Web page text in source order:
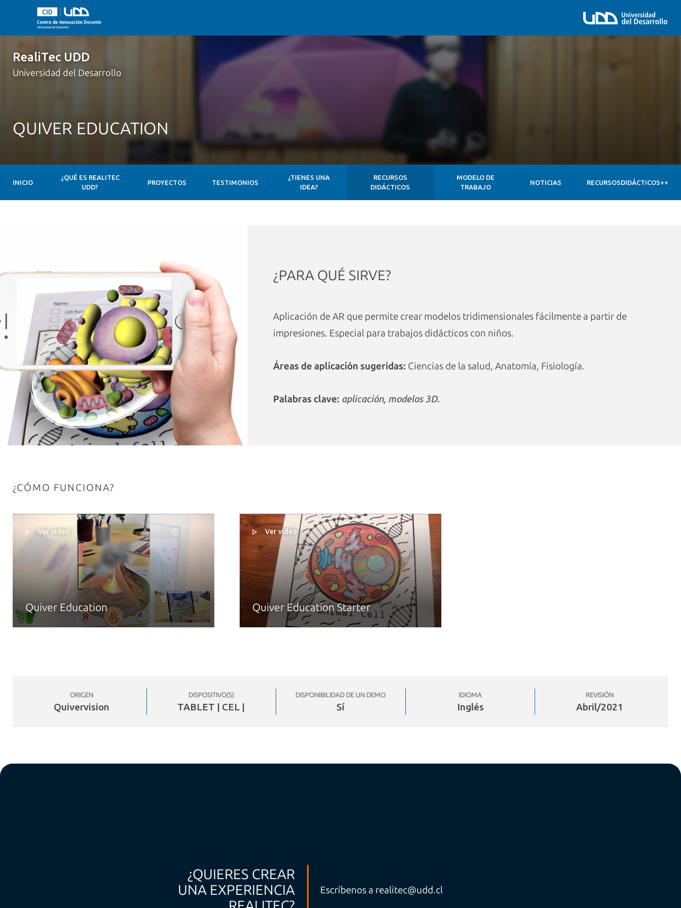
RealiTec UDD
Universidad del Desarrollo
QUIVER EDUCATION
INICIO
¿QUÉ ES REALITEC
UDD?
PROYECTOS TESTIMONIOS
¿TIENES UNA
IDEA?
RECURSOS
DIDÁCTICOS
MODELO DE
TRABAJO
NOTICIAS RECURSOSDIDÁCTICOS++
¿PARA QUÉ SIRVE?
Aplicación de AR que permite crear modelos tridimensionales fácilmente a partir de
impresiones. Especial para trabajos didácticos con niños.
Áreas de aplicación sugeridas: Ciencias de la salud, Anatomía, Fisiología.
Palabras clave: aplicación, modelos 3D.
¿CÓMO FUNCIONA?
Ver video
Quiver Education
Ver video
Quiver Education Starter
ORIGEN
Quivervision
DISPOSITIVO(S)
TABLET | CEL |
DISPONIBILIDAD DE UN DEMO
Sí
IDIOMA
Inglés
REVISIÓN
Abril/2021
¿QUIERES CREAR
UNA EXPERIENCIA
Escríbenos a realitec@udd.cl